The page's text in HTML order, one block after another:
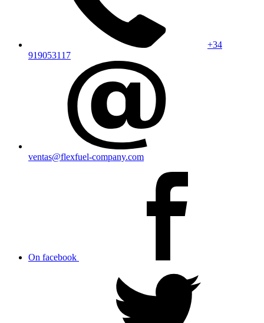
+34
919053117
ventas@flexfuel-company.com
On facebook